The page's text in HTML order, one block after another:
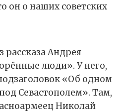
он о наших советских
рассказа Андрея
люди». У него,
«Об одном
Севастополем». Там,
Николай